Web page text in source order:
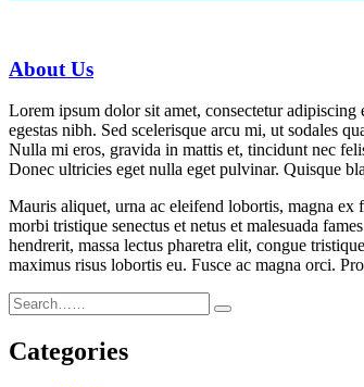
About Us
Lorem ipsum dolor sit amet, consectetur
egestas nibh. Sed scelerisque arcu mi, ut sodales
Nulla mi eros, gravida in mattis et, tincidunt nec
Donec ultricies eget nulla eget pulvinar. Quisque
Mauris aliquet, urna ac eleifend lobortis, magna ex
morbi tristique senectus et netus et malesuada
hendrerit, massa lectus pharetra elit, congue
maximus risus lobortis eu. Fusce ac magna orci.
Categories